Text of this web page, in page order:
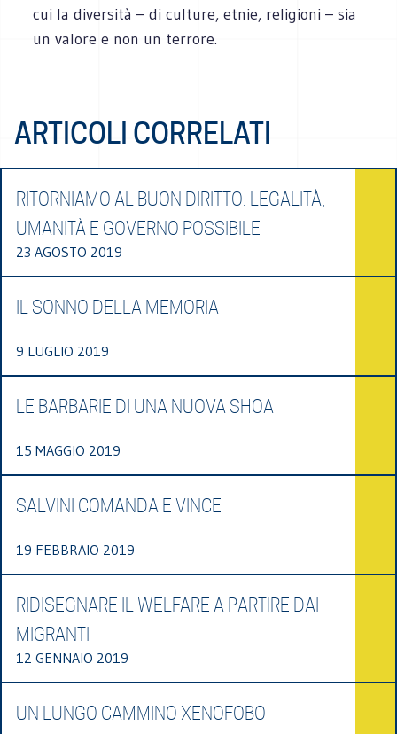
cui la diversità – di culture, etnie, religioni – sia
un valore e non un terrore.
ARTICOLI CORRELATI
RITORNIAMO AL BUON DIRITTO. LEGALITÀ,
UMANITÀ E GOVERNO POSSIBILE
23 AGOSTO 2019
IL SONNO DELLA MEMORIA
9 LUGLIO 2019
LE BARBARIE DI UNA NUOVA SHOA
15 MAGGIO 2019
SALVINI COMANDA E VINCE
19 FEBBRAIO 2019
RIDISEGNARE IL WELFARE A PARTIRE DAI
MIGRANTI
12 GENNAIO 2019
UN LUNGO CAMMINO XENOFOBO